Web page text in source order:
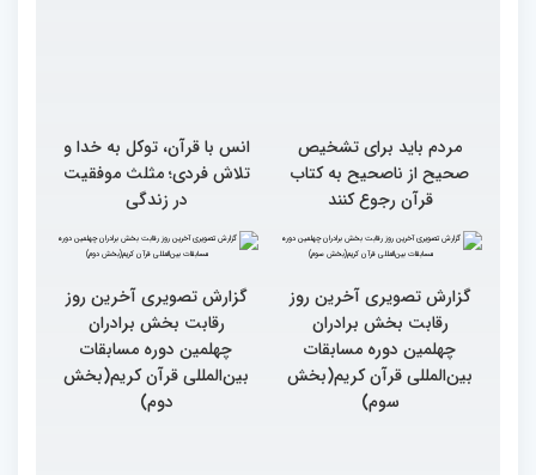
مردم باید برای تشخیص
صحیح از ناصحیح به کتاب
قرآن رجوع کنند
انس با قرآن، توکل به خدا و
تلاش فردی؛ مثلث موفقیت
در زندگی
گزارش تصویری آخرین روز
رقابت بخش برادران
چهلمین دوره مسابقات
بین‌المللی قرآن کریم(بخش
سوم)
گزارش تصویری آخرین روز
رقابت بخش برادران
چهلمین دوره مسابقات
بین‌المللی قرآن کریم(بخش
دوم)